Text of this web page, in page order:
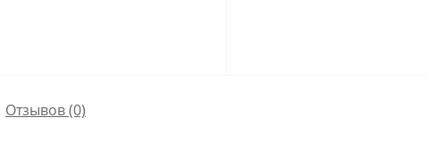
Отзывов (0)